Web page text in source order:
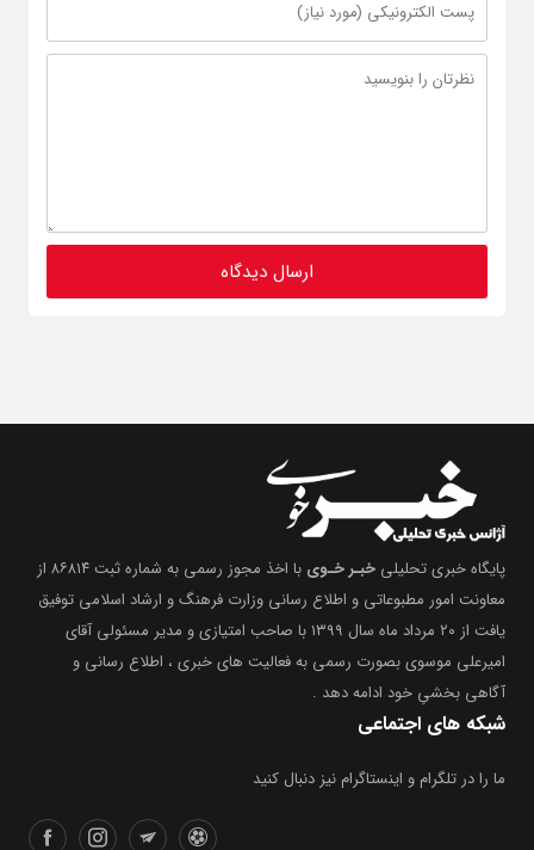
پایگاه خبری تحلیلی خبـر خـوی
با اخذ مجوز رسمی به شماره ثبت ۸۶۸۱۴ از
معاونت امور مطبوعاتی و اطلاع رسانی وزارت فرهنگ و ارشاد اسلامی توفیق
یافت از ۲۰ مرداد ماه سال ۱۳۹۹ با صاحب امتیازی و مدیر مسئولی آقای
امیرعلی موسوی بصورت رسمی به فعالیت های خبری ، اطلاع رسانی و
آگاهی بخشیِ خود ادامه دهد .
شبکه های اجتماعی
ما را در تلگرام و اینستاگرام نیز دنبال کنید